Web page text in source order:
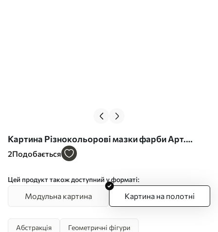
Картина Різнокольорові мазки фарби Арт.
s44968
2Подобається
Цей продукт також доступний у форматі:
Модульна картина Картина на полотні
Абстракція Геометричні фігури